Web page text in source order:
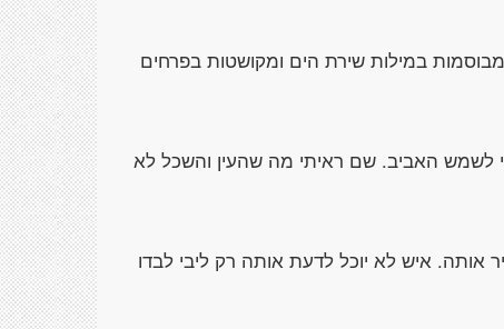
במילות שירת הים ומקושטות בפרחים
לשמש האביב. שם ראיתי מה שהעין והשכל לא
אותה. איש לא יוכל לדעת אותה רק ליבי לבדו